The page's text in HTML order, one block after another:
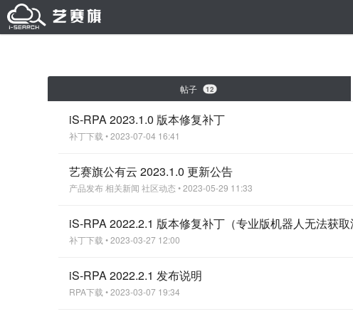
帖子 12
iS-RPA 2023.1.0 版本修复补丁
补丁下载 • 2023-07-04 16:41
艺赛旗公有云 2023.1.0 更新公告
产品发布相关新闻 社区动态 • 2023-05-29 11:33
iS-RPA 2022.2.1 版本修复补丁（专业版机器人无法获取
补丁下载 • 2023-03-27 12:00
iS-RPA 2022.2.1 发布说明
RPA下载 • 2023-03-07 19:34